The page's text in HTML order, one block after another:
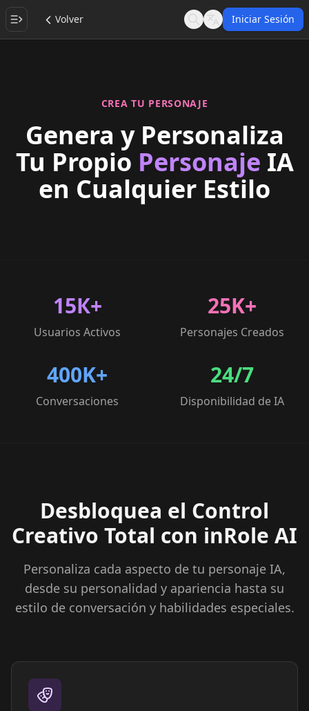
Volver SearchLanguage
Iniciar Sesión
CREA TU PERSONAJE
Genera y Personaliza
Tu Propio Personaje IA
en Cualquier Estilo
15К+
Usuarios Activos
25K+
Personajes Creados
400K+
Conversaciones
24/7
Disponibilidad de IA
Desbloquea el Control
Creativo Total con inRole AI
Personaliza cada aspecto de tu personaje IA,
desde su personalidad y apariencia hasta su
estilo de conversación y habilidades especiales.